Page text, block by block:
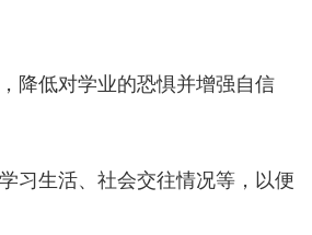
降低对学业的恐惧并增强自信
习生活、社会交往情况等，以便